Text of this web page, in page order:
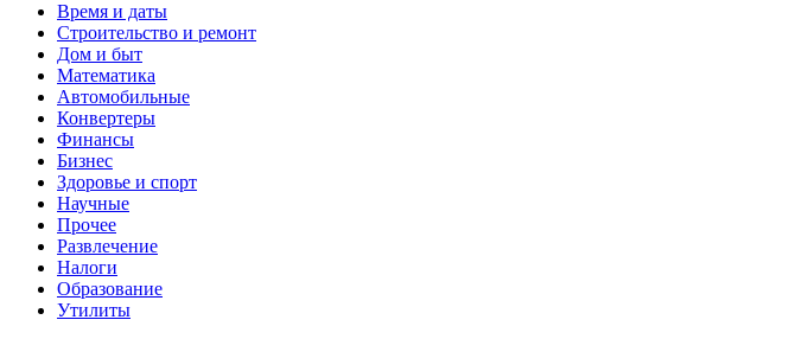
Время и даты
Строительство и ремонт
Дом и быт
Математика
Автомобильные
Конвертеры
Финансы
Бизнес
Здоровье и спорт
Научные
Прочее
Развлечение
Налоги
Образование
Утилиты